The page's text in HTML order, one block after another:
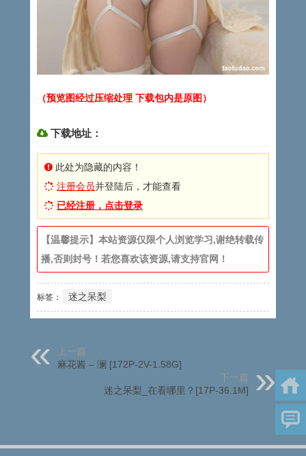
（预览图经过压缩处理 下载包内是原图）
下载地址：
此处为隐藏的内容！
注册会员并登陆后，才能查看
已经注册，点击登录
【温馨提示】本站资源仅限个人浏览学习,谢绝转载传
播,否则封号！若您喜欢该资源,请支持官网！
标签： 迷之呆梨
上一篇
麻花酱 – 澜 [172P-2V-1.58G]
下一篇
迷之呆梨_在看哪里？[17P-36.1M]